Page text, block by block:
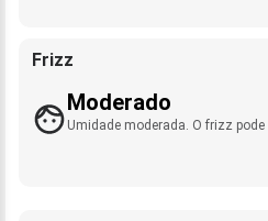
Frizz
Moderado
Umidade moderada. O frizz pode